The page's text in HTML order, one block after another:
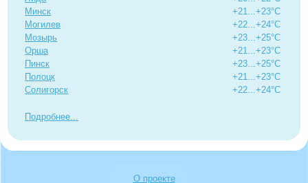
Минск
Могилев
Мозырь
Орша
Пинск
Полоцк
Солигорск
+21...+23°C
+22...+24°C
+23...+25°C
+21...+23°C
+23...+25°C
+21...+23°C
+22...+24°C
Подробнее
О проекте